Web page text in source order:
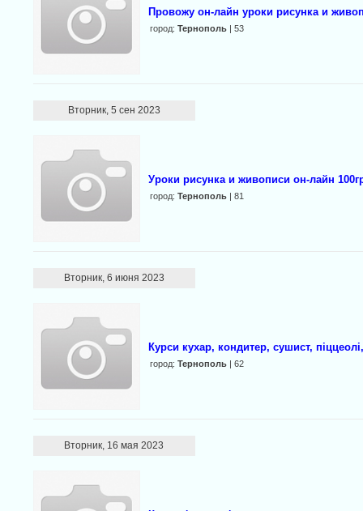
Провожу он-лайн уроки рисунка и
город: Тернополь| 53
Вторник, 5 сен 2023
Уроки рисунка и живописи он-лайн
город: Тернополь| 81
Вторник, 6 июня 2023
Курси кухар, кондитер, сушист,
город: Тернополь| 62
Вторник, 16 мая 2023